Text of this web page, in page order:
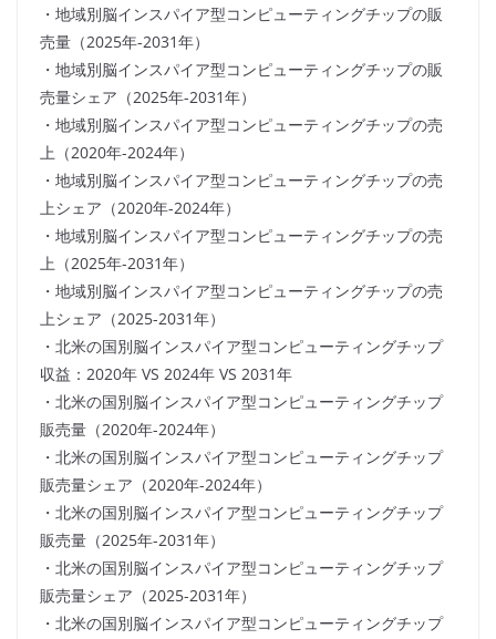
・地域別脳インスパイア型コンピューティングチップの販
売量（2025年-2031年）
・地域別脳インスパイア型コンピューティングチップの販
売量シェア（2025年-2031年）
・地域別脳インスパイア型コンピューティングチップの売
上（2020年-2024年）
・地域別脳インスパイア型コンピューティングチップの売
上シェア（2020年-2024年）
・地域別脳インスパイア型コンピューティングチップの売
上（2025年-2031年）
・地域別脳インスパイア型コンピューティングチップの売
上シェア（2025-2031年）
・北米の国別脳インスパイア型コンピューティングチップ
収益：2020年 VS 2024年 VS 2031年
・北米の国別脳インスパイア型コンピューティングチップ
販売量（2020年-2024年）
・北米の国別脳インスパイア型コンピューティングチップ
販売量シェア（2020年-2024年）
・北米の国別脳インスパイア型コンピューティングチップ
販売量（2025年-2031年）
・北米の国別脳インスパイア型コンピューティングチップ
販売量シェア（2025-2031年）
・北米の国別脳インスパイア型コンピューティングチップ